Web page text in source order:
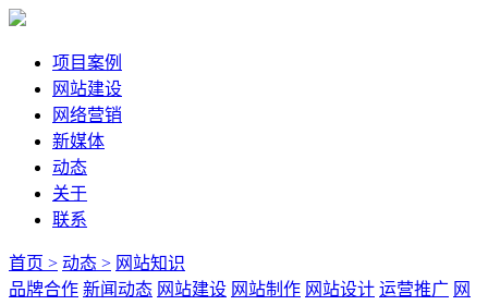
项目案例
网站建设
网络营销
新媒体
动态
关于
联系
首页 > 动态 > 网站知识
品牌合作 新闻动态 网站建设 网站制作 网站设计 运营推广 网